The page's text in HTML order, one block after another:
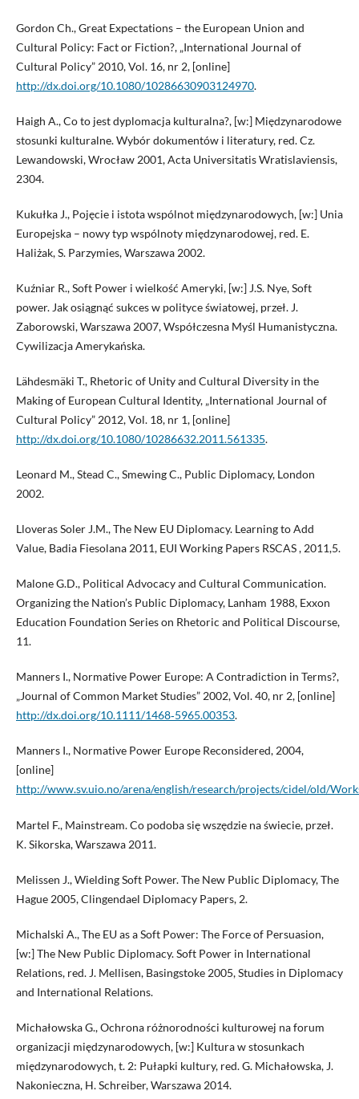
Gordon Ch., Great Expectations – the European Union and
Cultural Policy: Fact or Fiction?, „International Journal of
Cultural Policy” 2010, Vol. 16, nr 2, [online]
http://dx.doi.org/10.1080/10286630903124970.
Haigh A., Co to jest dyplomacja kulturalna?, [w:] Międzynarodowe
stosunki kulturalne. Wybór dokumentów i literatury, red. Cz.
Lewandowski, Wrocław 2001, Acta Universitatis Wratislaviensis,
2304.
Kukułka J., Pojęcie i istota wspólnot międzynarodowych, [w:] Unia
Europejska – nowy typ wspólnoty międzynarodowej, red. E.
Haliżak, S. Parzymies, Warszawa 2002.
Kuźniar R., Soft Power i wielkość Ameryki, [w:] J.S. Nye, Soft
power. Jak osiągnąć sukces w polityce światowej, przeł. J.
Zaborowski, Warszawa 2007, Współczesna Myśl Humanistyczna.
Cywilizacja Amerykańska.
Lähdesmäki T., Rhetoric of Unity and Cultural Diversity in the
Making of European Cultural Identity, „International Journal of
Cultural Policy” 2012, Vol. 18, nr 1, [online]
http://dx.doi.org/10.1080/10286632.2011.561335.
Leonard M., Stead C., Smewing C., Public Diplomacy, London
2002.
Lloveras Soler J.M., The New EU Diplomacy. Learning to Add
Value, Badia Fiesolana 2011, EUI Working Papers RSCAS , 2011,5.
Malone G.D., Political Advocacy and Cultural Communication.
Organizing the Nation’s Public Diplomacy, Lanham 1988, Exxon
Education Foundation Series on Rhetoric and Political Discourse,
11.
Manners I., Normative Power Europe: A Contradiction in Terms?,
„Journal of Common Market Studies” 2002, Vol. 40, nr 2, [online]
http://dx.doi.org/10.1111/1468‑5965.00353.
Manners I., Normative Power Europe Reconsidered, 2004,
[online]
http://www.sv.uio.no/arena/english/research/projects/cidel/old/
Martel F., Mainstream. Co podoba się wszędzie na świecie, przeł.
K. Sikorska, Warszawa 2011.
Melissen J., Wielding Soft Power. The New Public Diplomacy, The
Hague 2005, Clingendael Diplomacy Papers, 2.
Michalski A., The EU as a Soft Power: The Force of Persuasion,
[w:] The New Public Diplomacy. Soft Power in International
Relations, red. J. Mellisen, Basingstoke 2005, Studies in Diplomacy
and International Relations.
Michałowska G., Ochrona różnorodności kulturowej na forum
organizacji międzynarodowych, [w:] Kultura w stosunkach
międzynarodowych, t. 2: Pułapki kultury, red. G. Michałowska, J.
Nakonieczna, H. Schreiber, Warszawa 2014.